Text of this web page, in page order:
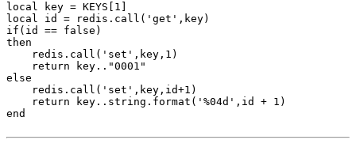
local key = KEYS[1]
local id = redis.call('get',key)
if(id == false)
then
    redis.call('set',key,1)
    return key.."0001"
else
    redis.call('set',key,id+1)
    return key..string.format('%04d',id + 1)
end